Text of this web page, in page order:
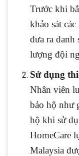
Trước khi
khảo sát
đưa ra danh
lượng đội
Sử dụng
Nhân viên
bảo hộ như
hộ khi sử
HomeCare
Malaysia